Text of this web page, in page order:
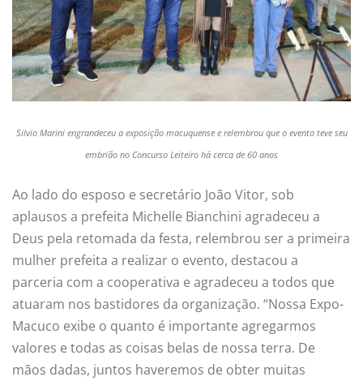
Silvio Marini engrandeceu a exposição macuquense e relembrou que o evento teve seu
embrião no Concurso Leiteiro há cerca de 60 anos
Ao lado do esposo e secretário João Vitor, sob
aplausos a prefeita Michelle Bianchini agradeceu a
Deus pela retomada da festa, relembrou ser a primeira
mulher prefeita a realizar o evento, destacou a
parceria com a cooperativa e agradeceu a todos que
atuaram nos bastidores da organização. “Nossa Expo-
Macuco exibe o quanto é importante agregarmos
valores e todas as coisas belas de nossa terra. De
mãos dadas, juntos haveremos de obter muitas